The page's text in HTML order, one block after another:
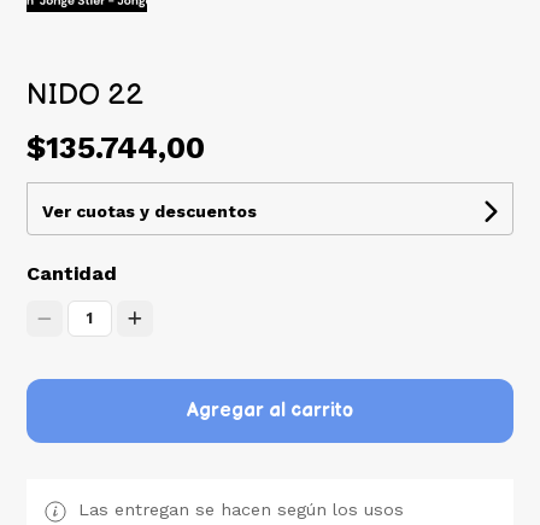
NIDO 22
$135.744,00
Ver cuotas y descuentos
Cantidad
1
Agregar al carrito
Las entregan se hacen según los usos